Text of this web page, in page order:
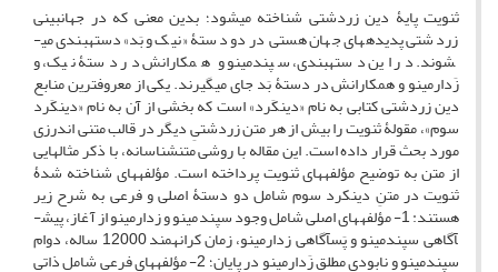
ثنویت پایۀ دین زردشتی شناخته می­شود؛ بدین معنی که در جهان­بینی
زردشتی پدیده­های جهان هستی در دو دستۀ «نیک و بَد» دسته­بندی می­
شوند. در این دسته­بندی، سپندمینو و همکارانش در دستۀ نیک، و
زَدارمینو و همکارانش در دستۀ بَد جای می­گیرند. یکی از معروفترین منابع
دین زردشتی کتابی به نام «دینکَرد» است که بخشی از آن به نام «دینکَرد
سوم»، مقولۀ ثنویت را بیش از هر متن زردشتیِ دیگر در قالب متنی اندرزی
مورد بحث قرار داده است. این مقاله با روشی متن­شناسانه، با ذکر مثالهایی
از متن به توضیح مؤلفه­های ثنویت پرداخته است. مؤلفه­های شناخته شدۀ
ثنویت در متنِ دینکرد سوم شامل دو دستۀ اصلی و فرعی به شرح زیر
هستند: 1- مؤلفه­های اصلی شامل وجود سپندمینو و زدارمینو از آغاز، پیش­
آگاهی سپندمینو و پَس­آگاهی زدارمینو، زمان کرانه­مند 12000 ساله، دوام
سپندمینو و نابودی مطلق زَدارمینو در پایان؛ 2- مؤلفه­های فرعی شامل ذاتی